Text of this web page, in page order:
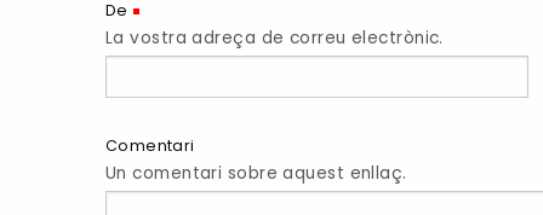
De
La vostra adreça de correu electrònic.
Comentari
Un comentari sobre aquest enllaç.